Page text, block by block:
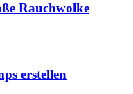
Rauchwolke
erstellen